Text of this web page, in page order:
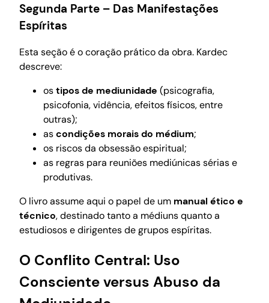
Segunda Parte – Das Manifestações
Espíritas
Esta seção é o coração prático da obra. Kardec
descreve:
ostipos de mediunidade (psicografia,
psicofonia, vidência, efeitos físicos, entre
outras);
ascondições morais do médium;
os riscos da obsessão espiritual;
as regras para reuniões mediúnicas sérias e
produtivas.
O livro assume aqui o papel de um manual ético e
técnico, destinado tanto a médiuns quanto a
estudiosos e dirigentes de grupos espíritas.
O Conflito Central: Uso
Consciente versus Abuso da